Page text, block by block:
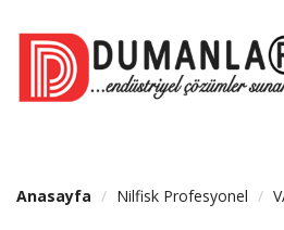
Anasayfa Nilfisk Profesyonel